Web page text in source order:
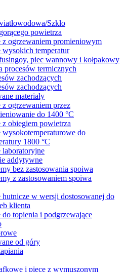
Szkło
powietrza
z ogrzewaniem promieniowym
wysokich temperatur
piec wannowy i kołpakowy
procesów termicznych
zachodzących
zachodzących
materiały
z ogrzewaniem przez
do 1400 °C
z obiegiem powietrza
wysokotemperaturowe do
1800 °C
laboratoryjne
addytywne
bez zastosowania spoiwa
z zastosowaniem spoiwa
hutnicze w wersji dostosowanej do
klienta
do topienia i podgrzewające
od góry
i piece z wymuszonym